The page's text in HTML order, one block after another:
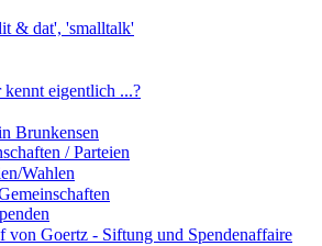
& dat', 'smalltalk'
eigentlich ...?
Brunkensen
/ Parteien
Wahlen
Goertz - Siftung und Spendenaffaire